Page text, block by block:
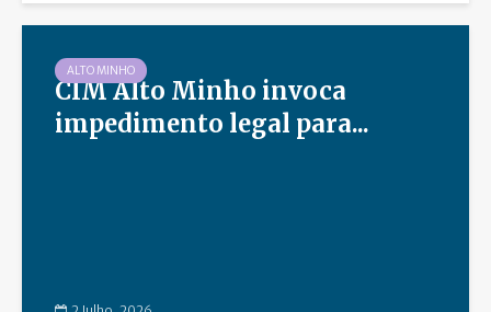
ALTO MINHO
CIM Alto Minho invoca
impedimento legal para...